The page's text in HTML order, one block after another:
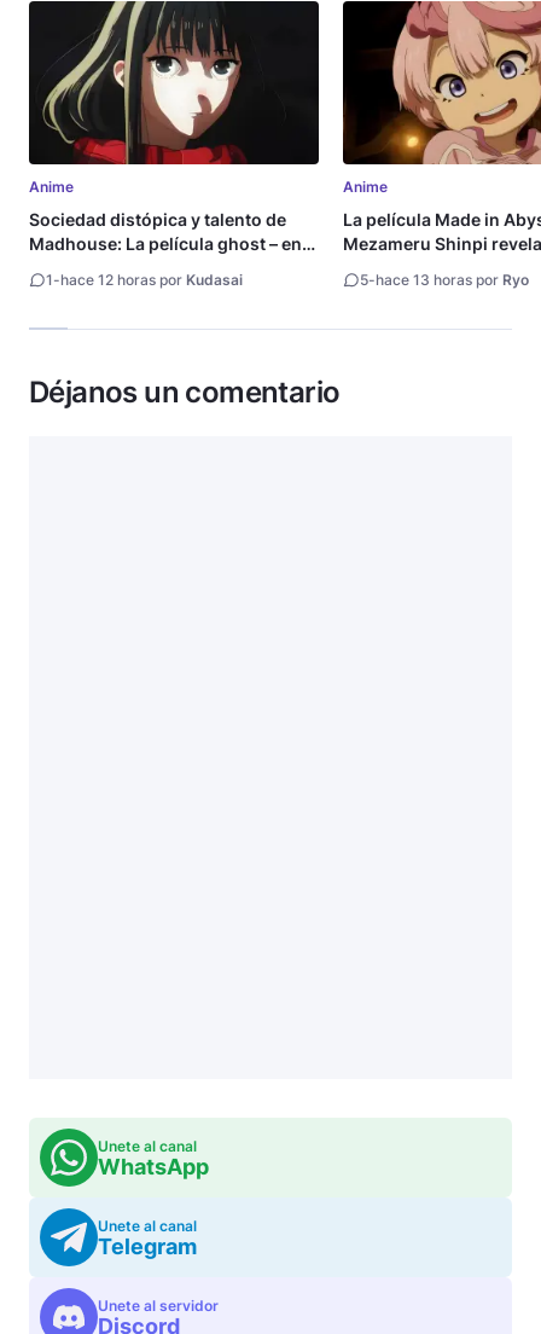
Anime
Sociedad distópica y talento de
Madhouse: La película ghost – end
1-hace 12 horas por Kudasai
Anime
La película Made in
Mezameru Shinpi
5-hace 13 horas por Ryo
Déjanos un comentario
Unete al canal
WhatsApp
Unete al canal
Telegram
Unete al servidor
Discord